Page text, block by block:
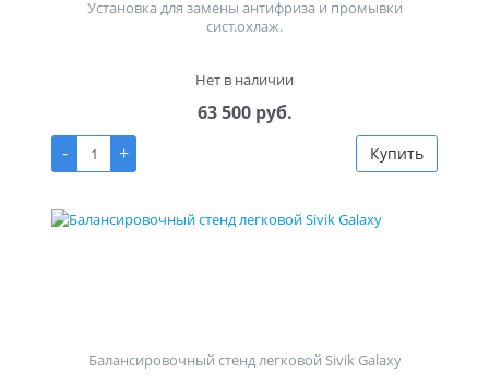
Установка для замены антифриза и промывки
сист.охлаж.
Нет в наличии
63 500 руб.
-
+ Купить
Балансировочный стенд легковой Sivik Galaxy